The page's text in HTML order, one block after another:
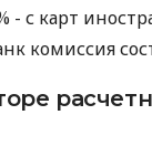
- с карт
комиссия